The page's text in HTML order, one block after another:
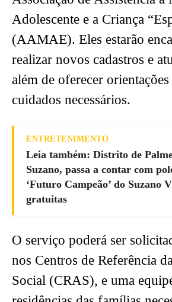
Adolescente e a Criança
(AAMAE). Eles estarão
realizar novos cadastros e
além de oferecer
cuidados necessários.
ENTRETENIMENTO
Leia também: Distrito de
Suzano, passa a contar com
‘Futuro Campeão’ do Suzano
gratuitas
O serviço poderá ser
nos Centros de Referência
Social (CRAS), e uma